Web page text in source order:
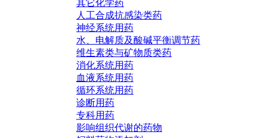
其它化学药
人工合成抗感染类药
神经系统用药
水、电解质及酸碱平衡调节药
维生素类与矿物质类药
消化系统用药
血液系统用药
循环系统用药
诊断用药
专科用药
影响组织代谢的药物